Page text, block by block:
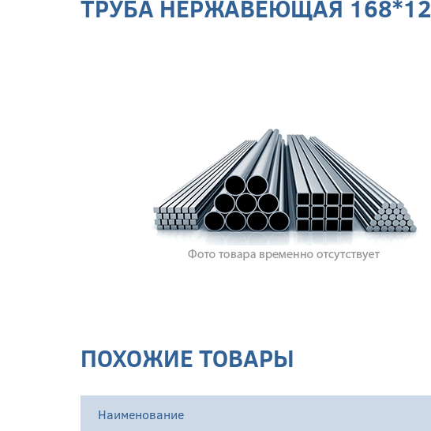
ТРУБА НЕРЖАВЕЮЩАЯ 168*12
ПОХОЖИЕ ТОВАРЫ
Наименование